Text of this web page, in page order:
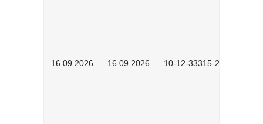
16.09.2026 16.09.2026 10-12-33315-2603